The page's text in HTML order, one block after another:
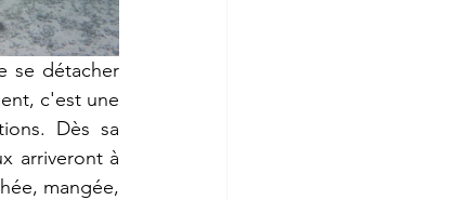
se détacher
c'est une
Dès sa
arriveront à
mangée,